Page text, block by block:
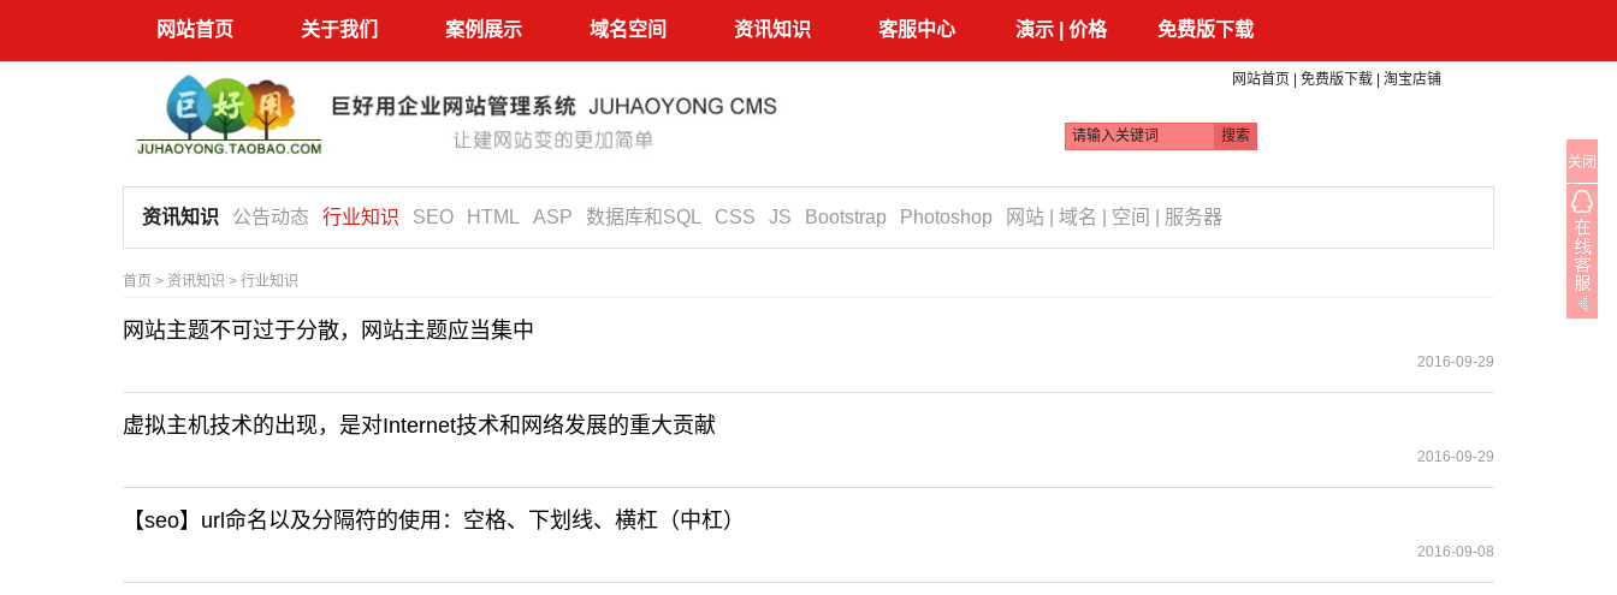
网站首页 关于我们 案例展示 域名空间 资讯知识 客服中心 演示 | 价格 免费版下载
网站首页 免费版下载| 淘宝店铺
资讯知识 公告动态 行业知识 SEO HTML ASP 数据库和SQL CSS JS Bootstrap Photoshop 网站 | 域名 | 空间 | 服务器
首页 > 资讯知识 > 行业知识
网站主题不可过于分散，网站主题应当集中
2016-09-29
虚拟主机技术的出现，是对Internet技术和网络发展的重大贡献
2016-09-29
【seo】url命名以及分隔符的使用：空格、下划线、横杠（中杠）
2016-09-08
关闭